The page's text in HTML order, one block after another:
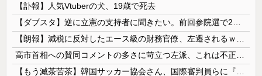
【訃報】人気Vtuberの犬、19歳で死去